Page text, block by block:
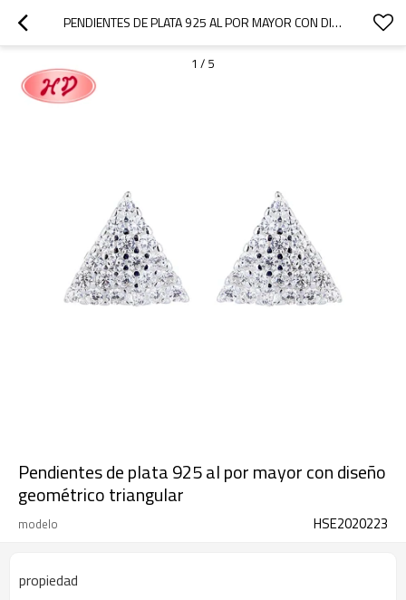
PENDIENTES DE PLATA 925 AL POR MAYOR CON DISEÑO GEOMÉTRICO TRIANGULAR
1 / 5
Pendientes de plata 925 al por mayor con diseño
geométrico triangular
modelo HSE2020223
propiedad